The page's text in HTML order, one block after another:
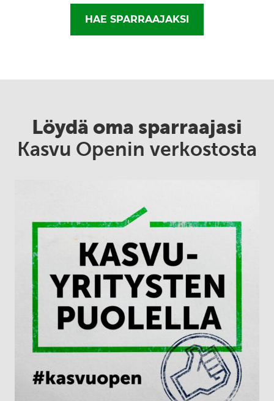
HAE SPARRAAJAKSI
Löydä oma sparraajasi
Kasvu Openin verkostosta